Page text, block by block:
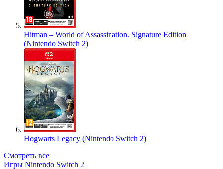
Hitman – World of Assassination. Signature Edition
(Nintendo Switch 2)
Hogwarts Legacy (Nintendo Switch 2)
Смотреть все
Игры Nintendo Switch 2